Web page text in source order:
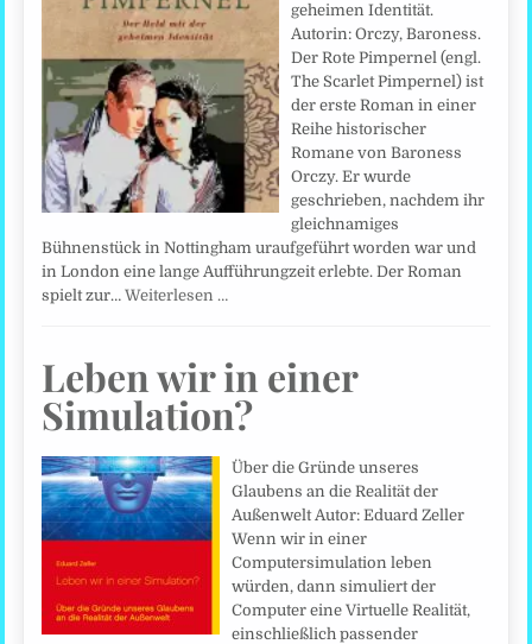
geheimen Identität.
Autorin: Orczy, Baroness.
Der Rote Pimpernel (engl.
The Scarlet Pimpernel) ist
der erste Roman in einer
Reihe historischer
Romane von Baroness
Orczy. Er wurde
geschrieben, nachdem ihr
gleichnamiges
Bühnenstück in Nottingham uraufgeführt worden war und
in London eine lange Aufführungzeit erlebte. Der Roman
spielt zur…Weiterlesen …
Leben wir in einer
Simulation?
Über die Gründe unseres
Glaubens an die Realität der
Außenwelt Autor: Eduard Zeller
Wenn wir in einer
Computersimulation leben
würden, dann simuliert der
Computer eine Virtuelle Realität,
einschließlich passender